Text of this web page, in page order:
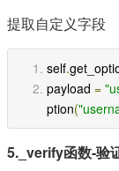
提取自定义字段
self.
payload =
ption(
5._verify函数-验